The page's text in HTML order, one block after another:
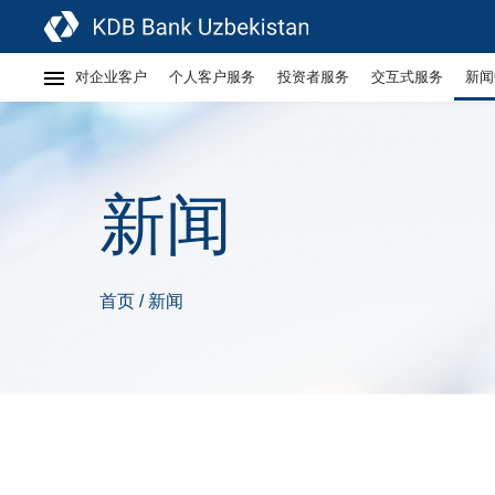
对企业客户 个人客户服务 投资者服务 交互式服务 新
新闻
首页 / 新闻